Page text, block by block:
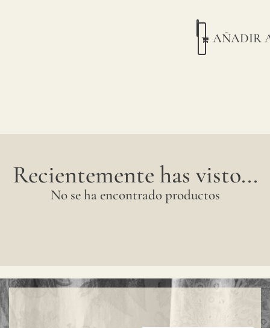
AÑADIR
Recientemente has visto...
No se ha encontrado productos